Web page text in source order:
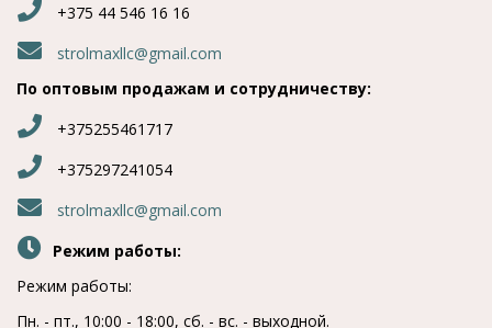
+375 44 546 16 16
strolmaxllc@gmail.com
По оптовым продажам и сотрудничеству:
+375255461717
+375297241054
strolmaxllc@gmail.com
Режим работы:
Режим работы:
Пн. - пт., 10:00 - 18:00, сб. - вc. - выходной.